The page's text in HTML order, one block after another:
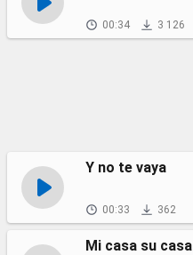
00:34 3 126
Y no te vaya
00:33 362
Mi casa su casa